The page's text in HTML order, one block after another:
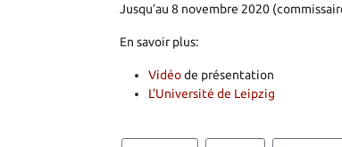
Jusqu’au 8 novembre 2020
En savoir plus:
Vidéode présentation
L’Université de Leipzig